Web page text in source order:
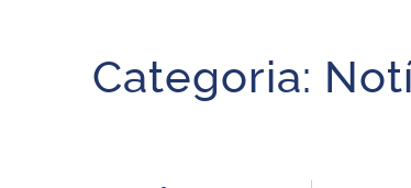
Secretaria de Governo
Gabinete de
Categoria: